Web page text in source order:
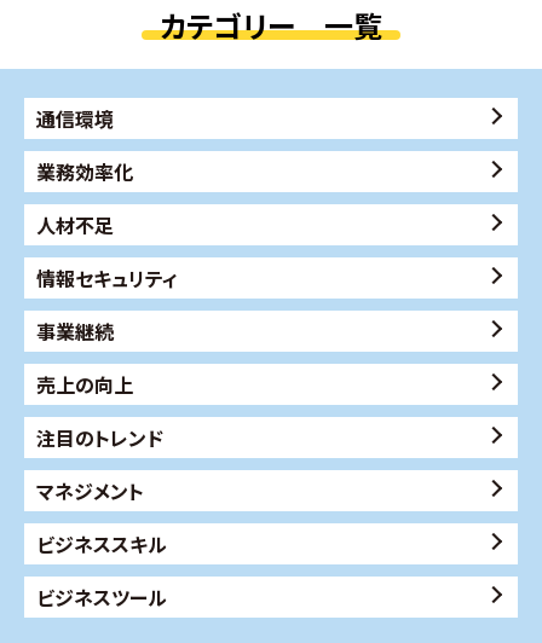
カテゴリー 一覧
通信環境
業務効率化
人材不足
情報セキュリティ
事業継続
売上の向上
注目のトレンド
マネジメント
ビジネススキル
ビジネスツール